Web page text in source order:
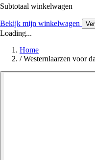
Subtotaal winkelwagen
Bekijk mijn winkelwagen
Loading...
Home
/ Westernlaarzen voor